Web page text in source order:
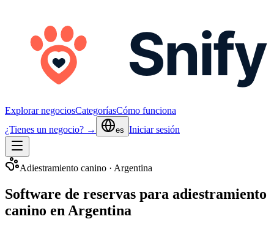
Explorar negociosCategoríasCómo funciona
¿Tienes un negocio? →
es Iniciar sesión
Adiestramiento canino · Argentina
Software de reservas para adiestramiento
canino en Argentina